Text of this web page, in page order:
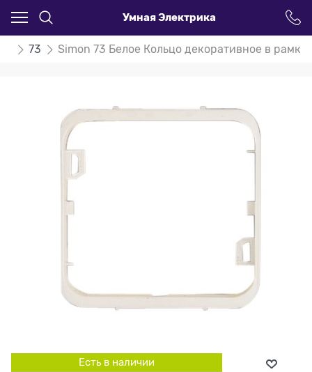
Умная Электрика
73 Simon 73 Белое Кольцо декоративное в рамку
Есть в наличии